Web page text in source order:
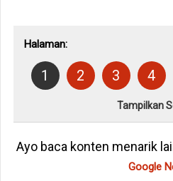
Halaman:
1 2 3 4
Tampilkan
Ayo baca konten menarik
Google